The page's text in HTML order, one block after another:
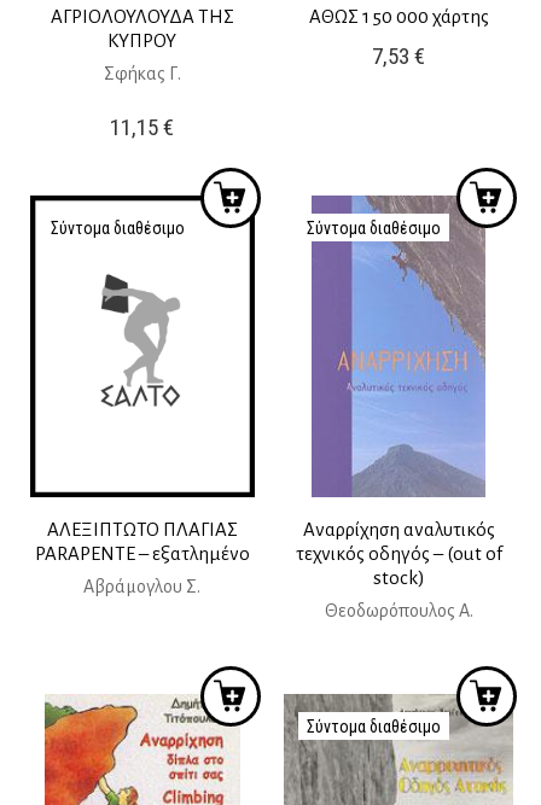
ΑΓΡΙΟΛΟΥΛΟΥΔΑ ΤΗΣ
ΚΥΠΡΟΥ
Σφήκας Γ.
11,15€
ΑΘΩΣ 1 50 000 χάρτης
7,53€
Σύντομα διαθέσιμο
ΑΛΕΞΙΠΤΩΤΟ ΠΛΑΓΙΑΣ
PARAPENTE – εξατλημένο
Αβράμογλου Σ.
Σύντομα διαθέσιμο
Αναρρίχηση αναλυτικός
τεχνικός οδηγός – (out of
stock)
Θεοδωρόπουλος Α.
Σύντομα διαθέσιμο